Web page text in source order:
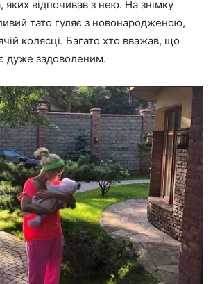
яких відпочивав з нею. На знімку
тато гуляє з новонародженою,
колясці. Багато хто вважав, що
дуже задоволеним.